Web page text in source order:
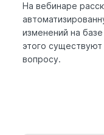
На вебинаре
изменений на
этого
вопросу.